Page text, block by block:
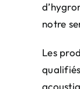
notre
Les